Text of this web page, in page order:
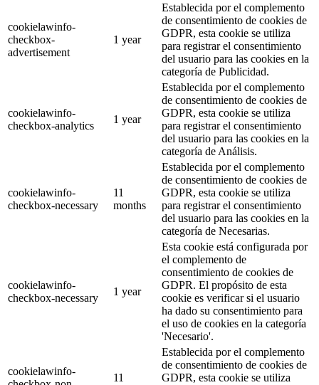
cookielawinfo-
checkbox-
advertisement
1 year
Establecida por el complemento
de consentimiento de cookies de
GDPR, esta cookie se utiliza
para registrar el consentimiento
del usuario para las cookies en la
categoría de Publicidad.
cookielawinfo-
checkbox-analytics
1 year
Establecida por el complemento
de consentimiento de cookies de
GDPR, esta cookie se utiliza
para registrar el consentimiento
del usuario para las cookies en la
categoría de Análisis.
cookielawinfo-
checkbox-necessary
11
months
Establecida por el complemento
de consentimiento de cookies de
GDPR, esta cookie se utiliza
para registrar el consentimiento
del usuario para las cookies en la
categoría de Necesarias.
cookielawinfo-
checkbox-necessary
1 year
Esta cookie está configurada por
el complemento de
consentimiento de cookies de
GDPR. El propósito de esta
cookie es verificar si el usuario
ha dado su consentimiento para
el uso de cookies en la categoría
'Necesario'.
cookielawinfo-
11
Establecida por el complemento
de consentimiento de cookies de
GDPR, esta cookie se utiliza